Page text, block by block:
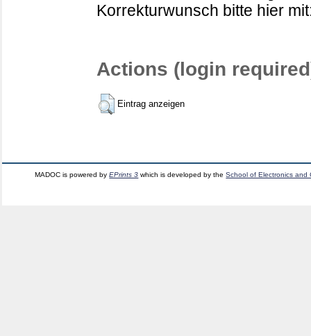
Korrekturwunsch bitte hier
Actions (login
Eintrag anzeigen
MADOC is powered byEPrints 3 which is developed by theSchool of Electronics and